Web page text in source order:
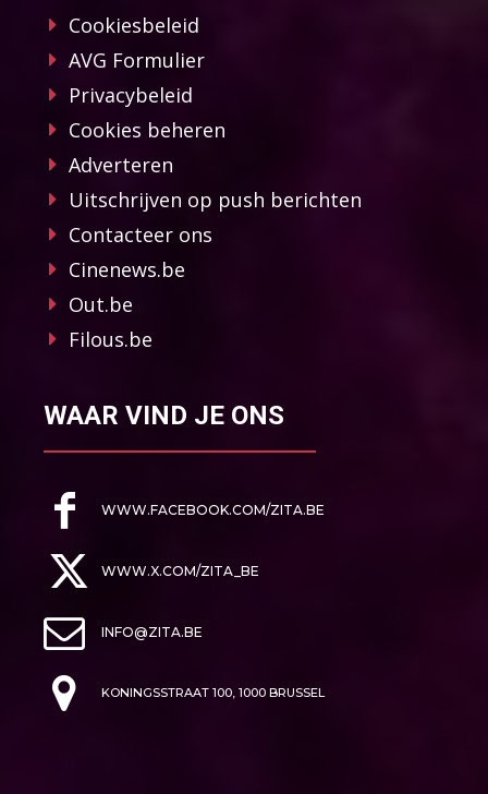
Cookiesbeleid
AVG Formulier
Privacybeleid
Cookies beheren
Adverteren
Uitschrijven op push berichten
Contacteer ons
Cinenews.be
Out.be
Filous.be
WAAR VIND JE ONS
WWW.FACEBOOK.COM/ZITA.BE
WWW.X.COM/ZITA_BE
INFO@ZITA.BE
KONINGSSTRAAT 100, 1000 BRUSSEL